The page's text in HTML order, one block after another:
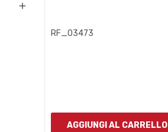

RF_03473
AGGIUNGI AL CARRELLO